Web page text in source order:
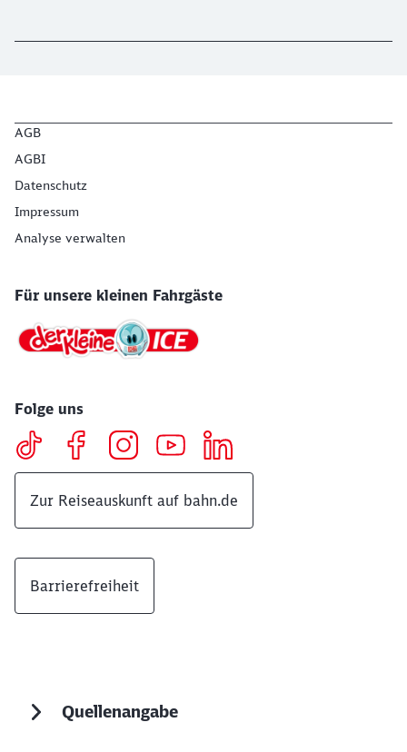
AGB
AGBI
Datenschutz
Impressum
Analyse verwalten
Für unsere kleinen Fahrgäste
Folge uns
Zur Reiseauskunft auf bahn.de
Barrierefreiheit
Quellenangabe